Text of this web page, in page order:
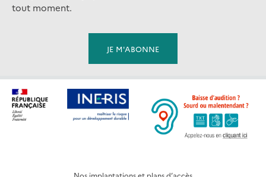
tout moment.